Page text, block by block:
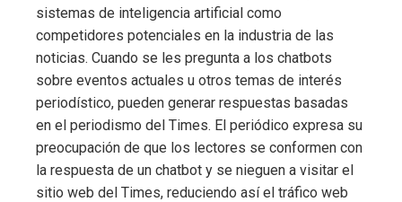
sistemas de inteligencia artificial como
competidores potenciales en la industria de las
noticias. Cuando se les pregunta a los chatbots
sobre eventos actuales u otros temas de interés
periodístico, pueden generar respuestas basadas
en el periodismo del Times. El periódico expresa su
preocupación de que los lectores se conformen con
la respuesta de un chatbot y se nieguen a visitar el
sitio web del Times, reduciendo así el tráfico web